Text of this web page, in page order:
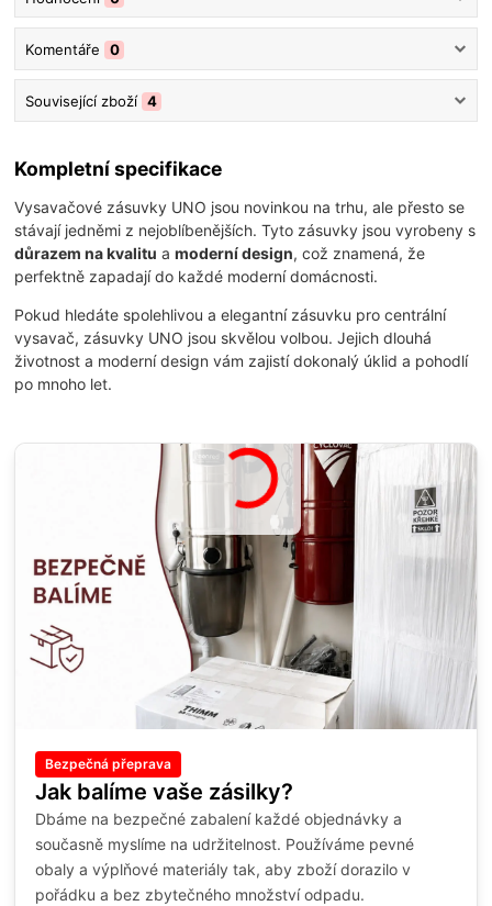
Komentáře 0
Související zboží 4
Kompletní specifikace
Vysavačové zásuvky UNO jsou novinkou na trhu, ale přesto se
stávají jedněmi z nejoblíbenějších. Tyto zásuvky jsou vyrobeny s
důrazem na kvalitu amoderní design, což znamená, že
perfektně zapadají do každé moderní domácnosti.
Pokud hledáte spolehlivou a elegantní zásuvku pro centrální
vysavač, zásuvky UNO jsou skvělou volbou. Jejich dlouhá
životnost a moderní design vám zajistí dokonalý úklid a pohodlí
po mnoho let.
Bezpečná přeprava
Jak balíme vaše zásilky?
Dbáme na bezpečné zabalení každé objednávky a
současně myslíme na udržitelnost. Používáme pevné
obaly a výplňové materiály tak, aby zboží dorazilo v
pořádku a bez zbytečného množství odpadu.